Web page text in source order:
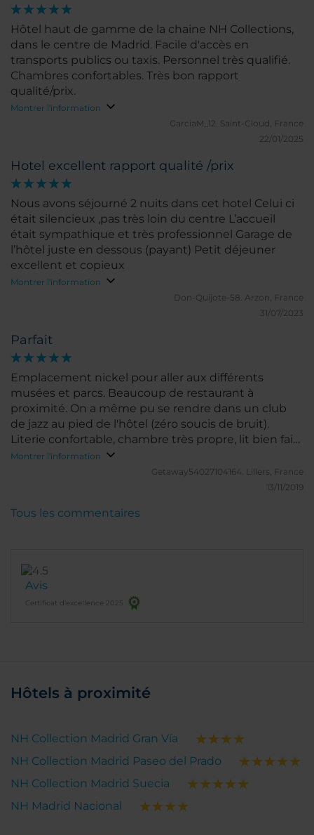
Hôtel haut de gamme de la chaine NH Collections,
dans le centre de Madrid. Facile d'accès en
transports publics ou taxis. Personnel très qualifié.
Chambres confortables. Très bon rapport
qualité/prix.
Montrer l'information
GarciaM_12. Saint-Cloud, France
22/01/2025
Hotel excellent rapport qualité /prix
Nous avons séjourné 2 nuits dans cet hotel Celui ci
était silencieux ,pas très loin du centre L’accueil
était sympathique et très professionnel Garage de
l’hôtel juste en dessous (payant) Petit déjeuner
excellent et copieux
Montrer l'information
Don-Quijote-58. Arzon, France
31/07/2023
Parfait
Emplacement nickel pour aller aux différents
musées et parcs. Beaucoup de restaurant à
proximité. On a même pu se rendre dans un club
de jazz au pied de l'hôtel (zéro soucis de bruit).
Literie confortable, chambre très propre, lit bien fait,
salle de bain agréable. Personnel très gentil et
efficace. Le petit déjeuner est plutôt cher mais
Montrer l'information
Getaway54027104164. Lillers, France
13/11/2019
Avis
Certificat d’excellence 2025
Tous les commentaires
Hôtels à proximité
NH Collection Madrid Gran Vía
NH Collection Madrid Paseo del Prado
NH Collection Madrid Suecia
NH Madrid Nacional